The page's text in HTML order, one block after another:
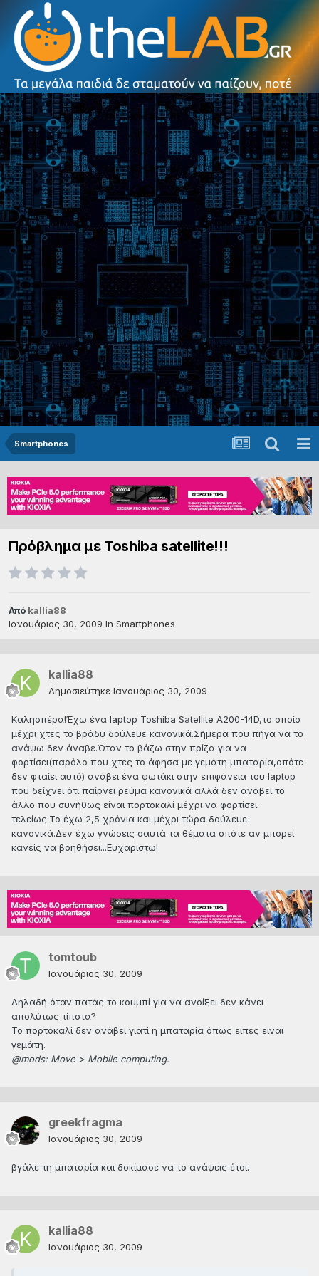
Smartphones
Πρόβλημα με Τοshiba satellite!!!
Από kallia88
Ιανουάριος 30, 2009 In Smartphones
kallia88
Δημοσιεύτηκε Ιανουάριος 30, 2009
Kαλησπέρα!Έχω ένα laptop Toshiba Satellite A200-14D,το οποίο
μέχρι χτες το βράδυ δούλευε κανονικά.Σήμερα που πήγα να το
ανάψω δεν άναβε.Όταν το βάζω στην πρίζα για να
φορτίσει(παρόλο που χτες το άφησα με γεμάτη μπαταρία,οπότε
δεν φταίει αυτό) ανάβει ένα φωτάκι στην επιφάνεια του laptop
που δείχνει ότι παίρνει ρεύμα κανονικά αλλά δεν ανάβει το
άλλο που συνήθως είναι πορτοκαλί μέχρι να φορτίσει
τελείως.Το έχω 2,5 χρόνια και μέχρι τώρα δούλευε
κανονικά.Δεν έχω γνώσεις σαυτά τα θέματα οπότε αν μπορεί
κανείς να βοηθήσει...Ευχαριστώ!
tomtoub
Ιανουάριος 30, 2009
Δηλαδή όταν πατάς το κουμπί για να ανοίξει δεν κάνει
απολύτως τίποτα?
Το πορτοκαλί δεν ανάβει γιατί η μπαταρία όπως είπες είναι
γεμάτη.
@mods: Move > Mobile computing.
greekfragma
Ιανουάριος 30, 2009
βγάλε τη μπαταρία και δοκίμασε να το ανάψεις έτσι.
kallia88
Ιανουάριος 30, 2009